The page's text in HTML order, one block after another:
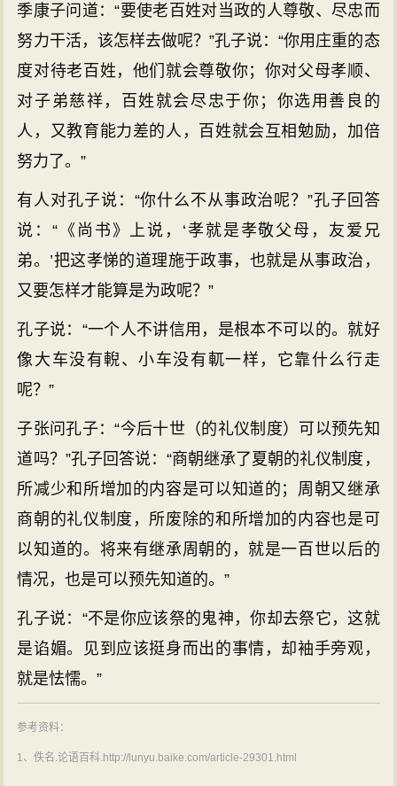
季康子问道：“要使老百姓对当政的人尊敬、尽忠而
努力干活，该怎样去做呢？”孔子说：“你用庄重的态
度对待老百姓，他们就会尊敬你；你对父母孝顺、
对子弟慈祥，百姓就会尽忠于你；你选用善良的
人，又教育能力差的人，百姓就会互相勉励，加倍
努力了。”
有人对孔子说：“你什么不从事政治呢？”孔子回答
说：“《尚书》上说，‘孝就是孝敬父母，友爱兄
弟。’把这孝悌的道理施于政事，也就是从事政治，
又要怎样才能算是为政呢？”
孔子说：“一个人不讲信用，是根本不可以的。就好
像大车没有輗、小车没有軏一样，它靠什么行走
呢？”
子张问孔子：“今后十世（的礼仪制度）可以预先知
道吗？”孔子回答说：“商朝继承了夏朝的礼仪制度，
所减少和所增加的内容是可以知道的；周朝又继承
商朝的礼仪制度，所废除的和所增加的内容也是可
以知道的。将来有继承周朝的，就是一百世以后的
情况，也是可以预先知道的。”
孔子说：“不是你应该祭的鬼神，你却去祭它，这就
是谄媚。见到应该挺身而出的事情，却袖手旁观，
就是怯懦。”
参考资料：
1、佚名.论语百科.http://lunyu.baike.com/article-29301.html